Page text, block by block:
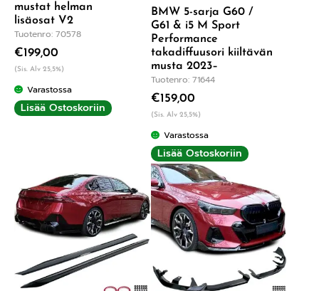
mustat helman
lisäosat V2
Tuotenro: 70578
€199,00
(Sis. Alv 25,5%)
Varastossa
Lisää Ostoskoriin
BMW 5-sarja G60 /
G61 & i5 M Sport
Performance
takadiffuusori kiiltävän
musta 2023–
Tuotenro: 71644
€159,00
(Sis. Alv 25,5%)
Varastossa
Lisää Ostoskoriin